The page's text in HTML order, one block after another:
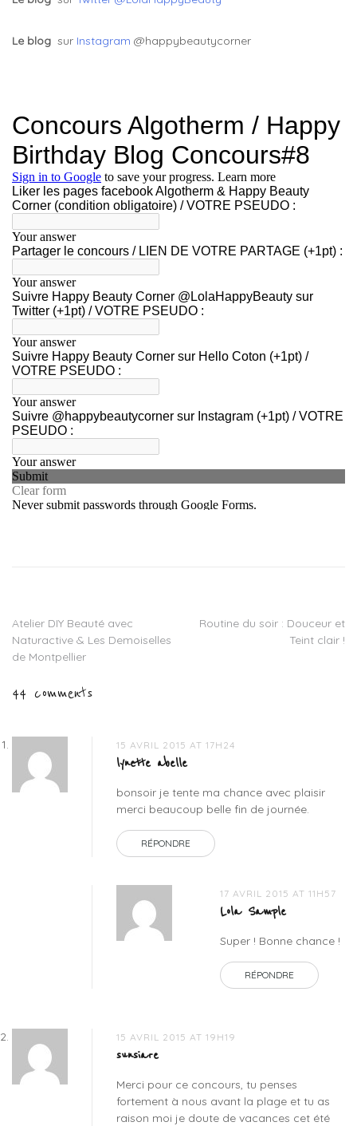
Le blog sur Instagram @happybeautycorner
minceur,
gel
thermo
minceur,
ventouse
minceur
ventouse
Navigation
de
l’article
Atelier DIY Beauté avec
Naturactive & Les Demoiselles
de Montpellier
Routine du soir : Douceur et
Teint clair !
44 comments
15 AVRIL 2015 AT 17H24
lynette abelle
bonsoir je tente ma chance avec plaisir
merci beaucoup belle fin de journée.
RÉPONDRE
17 AVRIL 2015 AT 11H57
Lola Sample
Super ! Bonne chance !
RÉPONDRE
15 AVRIL 2015 AT 19H19
sunsiare
Merci pour ce concours, tu penses
fortement à nous avant la plage et tu as
raison moi je doute de vacances cet été